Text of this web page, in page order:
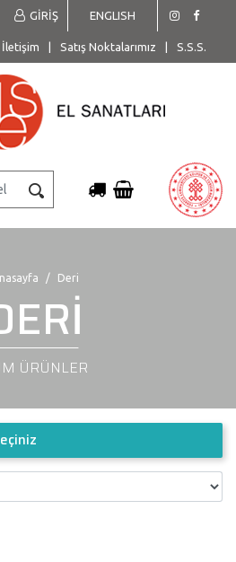
ENGLISH
GİRİŞ
İletişim Satış Noktalarımız S.S.S.
Deri
ÜRÜNLER